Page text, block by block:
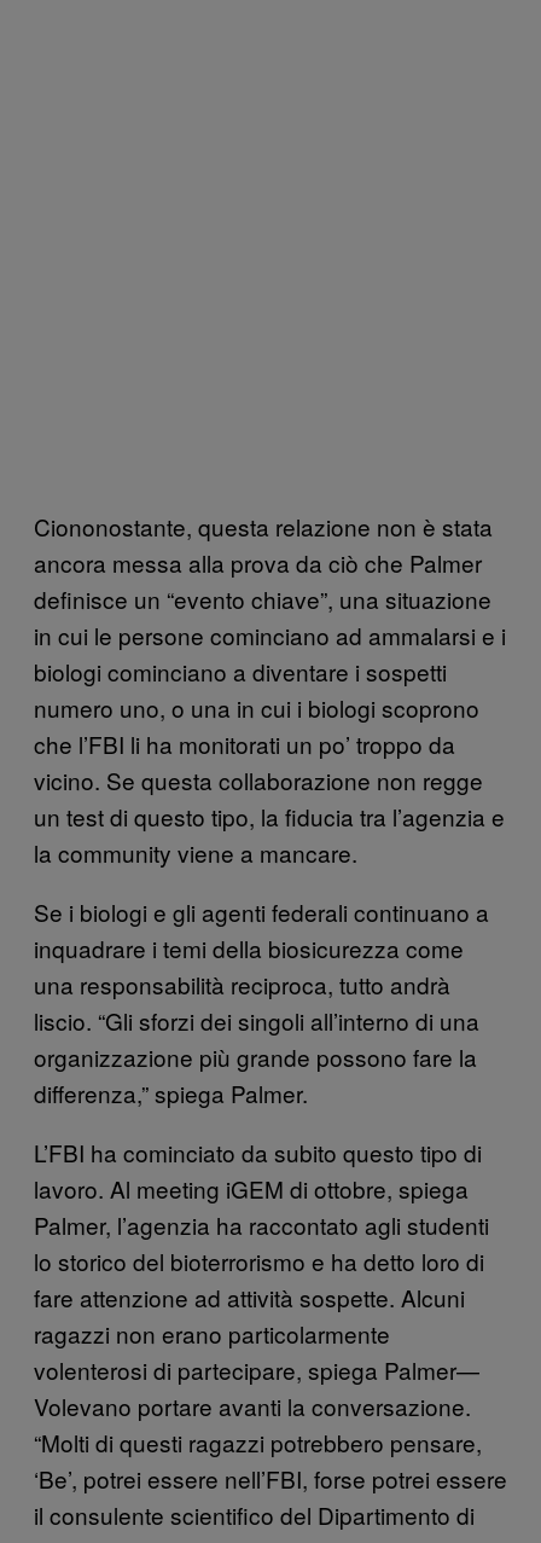
Ciononostante, questa relazione non è stata
ancora messa alla prova da ciò che Palmer
definisce un “evento chiave”, una situazione
in cui le persone cominciano ad ammalarsi e i
biologi cominciano a diventare i sospetti
numero uno, o una in cui i biologi scoprono
che l’FBI li ha monitorati un po’ troppo da
vicino. Se questa collaborazione non regge
un test di questo tipo, la fiducia tra l’agenzia e
la community viene a mancare.
Se i biologi e gli agenti federali continuano a
inquadrare i temi della biosicurezza come
una responsabilità reciproca, tutto andrà
liscio. “Gli sforzi dei singoli all’interno di una
organizzazione più grande possono fare la
differenza,” spiega Palmer.
L’FBI ha cominciato da subito questo tipo di
lavoro. Al meeting iGEM di ottobre, spiega
Palmer, l’agenzia ha raccontato agli studenti
lo storico del bioterrorismo e ha detto loro di
fare attenzione ad attività sospette. Alcuni
ragazzi non erano particolarmente
volenterosi di partecipare, spiega Palmer—
Volevano portare avanti la conversazione.
“Molti di questi ragazzi potrebbero pensare,
‘Be’, potrei essere nell’FBI, forse potrei essere
il consulente scientifico del Dipartimento di